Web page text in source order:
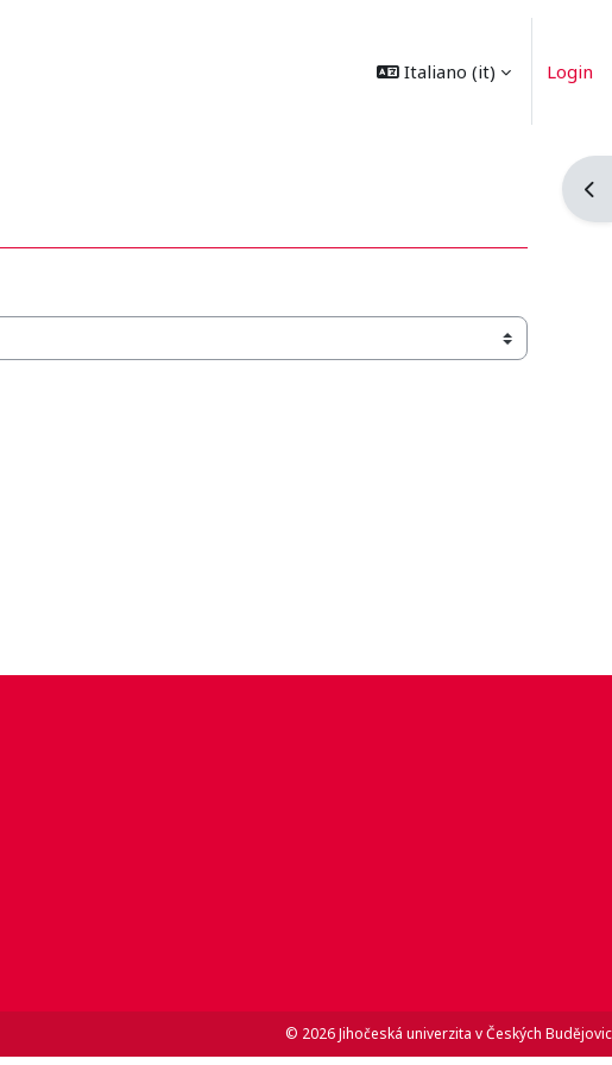
Italiano ‎(it)‎ Login
© 2026 Jihočeská univerzita v Českých